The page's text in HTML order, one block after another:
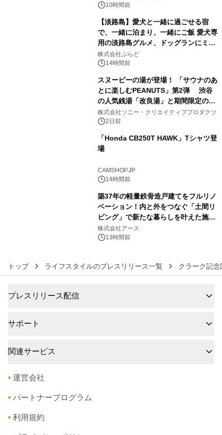
10時間前
【淡路島】愛犬と一緒に過ごせる宿
で、一緒に泊まり、一緒にご飯 愛犬専
用の淡路島グルメ、ドッグランにミニ
プール グランピングとトレーラーハウ
スの2施設で
株式会社ぷらど
14時間前
スヌーピーの湯が登場！ 「サウナのあ
とに楽しむPEANUTS」第2弾 渋谷
の人気銭湯「改良湯」と期間限定のコ
ラボレーション サウナイキタイコラ
ボグッズも発売決定！
株式会社ソニー・クリエイティブプロダクツ
2日前
「Honda CB250T HAWK」Tシャツ登
場
CAMSHOP.JP
14時間前
築37年の軽量鉄骨造戸建てをフルリノ
ベーション！内と外をつなぐ「土間リ
ビング」で新たな暮らしを叶えた施工
事例を株式会社アースが公開
株式会社アース
13時間前
トップ ライフスタイルのプレスリリース一覧 クラーク記
プレスリリース配信
サポート
関連サービス
• 運営会社
• パートナープログラム
• 利用規約